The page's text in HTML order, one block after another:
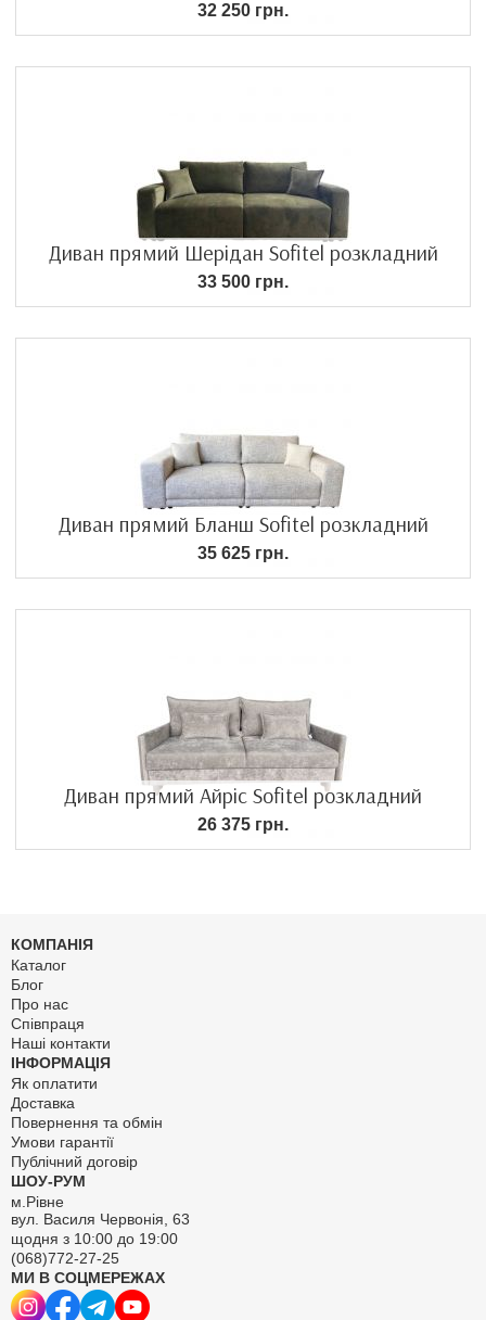
32 250 грн.
Диван прямий Шерідан Sofitel розкладний
33 500 грн.
Диван прямий Бланш Sofitel розкладний
35 625 грн.
Диван прямий Айріс Sofitel розкладний
26 375 грн.
КОМПАНІЯ
Каталог
Блог
Про нас
Співпраця
Наші контакти
ІНФОРМАЦІЯ
Як оплатити
Доставка
Повернення та обмін
Умови гарантії
Публічний договір
ШОУ-РУМ
м.Рівне
вул. Василя Червонія, 63
щодня з 10:00 до 19:00
(068)772-27-25
МИ В СОЦМЕРЕЖАХ